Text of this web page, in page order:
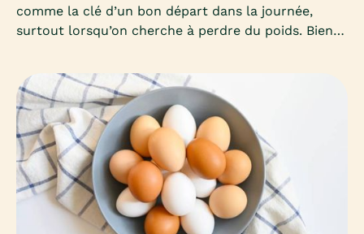
comme la clé d’un bon départ dans la journée,
surtout lorsqu’on cherche à perdre du poids. Bien
métabolisme actif toute la matinée. Mais encore
faut-il savoir quels aliments privilégier et comment
équilibrer ce premier repas.